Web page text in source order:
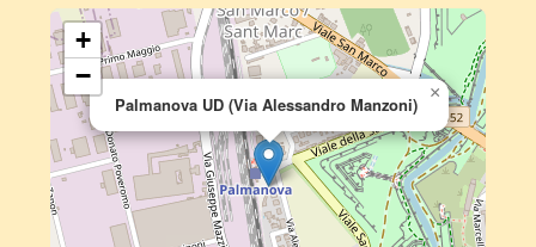
Palmanova UD (Via Alessandro Manzoni)
×
+
−